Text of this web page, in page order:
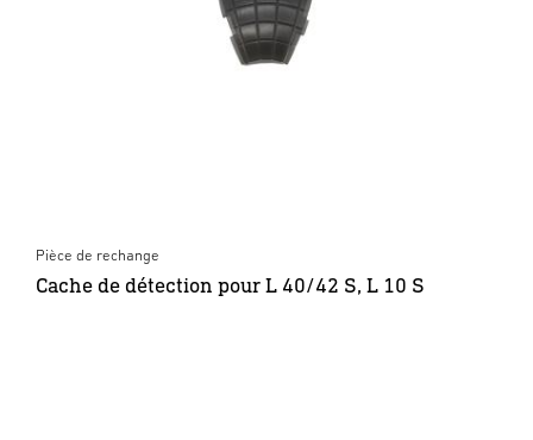
Pièce de rechange
Cache de détection pour L 40/42 S, L 10 S